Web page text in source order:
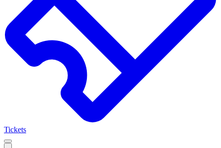
Tickets
Open